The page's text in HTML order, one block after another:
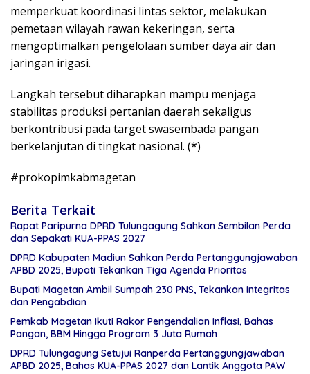
memperkuat koordinasi lintas sektor, melakukan
pemetaan wilayah rawan kekeringan, serta
mengoptimalkan pengelolaan sumber daya air dan
jaringan irigasi.
Langkah tersebut diharapkan mampu menjaga
stabilitas produksi pertanian daerah sekaligus
berkontribusi pada target swasembada pangan
berkelanjutan di tingkat nasional. (*)
#prokopimkabmagetan
Berita Terkait
Rapat Paripurna DPRD Tulungagung Sahkan Sembilan Perda
dan Sepakati KUA-PPAS 2027
DPRD Kabupaten Madiun Sahkan Perda Pertanggungjawaban
APBD 2025, Bupati Tekankan Tiga Agenda Prioritas
Bupati Magetan Ambil Sumpah 230 PNS, Tekankan Integritas
dan Pengabdian
Pemkab Magetan Ikuti Rakor Pengendalian Inflasi, Bahas
Pangan, BBM Hingga Program 3 Juta Rumah
DPRD Tulungagung Setujui Ranperda Pertanggungjawaban
APBD 2025, Bahas KUA-PPAS 2027 dan Lantik Anggota PAW